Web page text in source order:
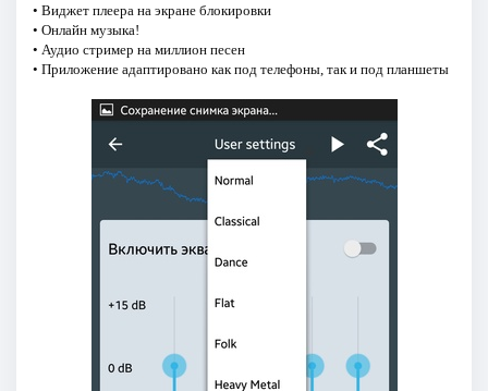
• Виджет плеера на экране блокировки
• Онлайн музыка!
• Аудио стример на миллион песен
• Приложение адаптировано как под телефоны, так и под планшеты